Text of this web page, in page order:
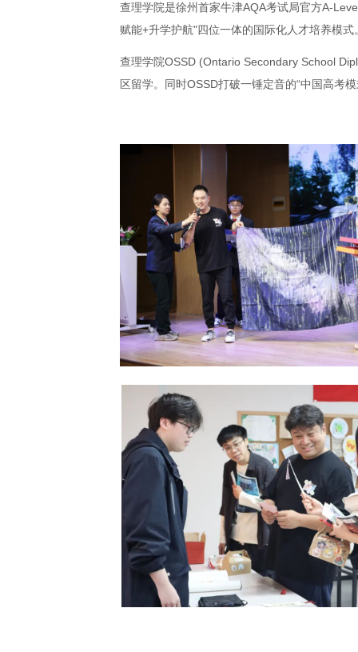
查理学院是徐州首家牛津AQA考试局官方A-
赋能+升学护航"四位一体的国际化人才培养模式
查理学院OSSD (Ontario Secondary School
区留学。同时OSSD打破一锤定音的“中国高考